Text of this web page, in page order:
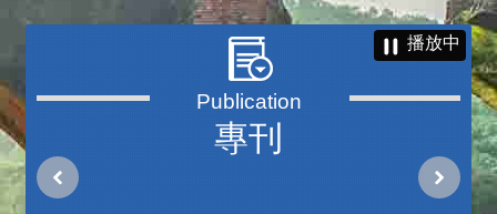
專刊
播放中